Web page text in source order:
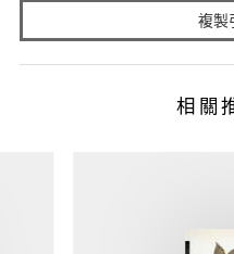
複製
相關